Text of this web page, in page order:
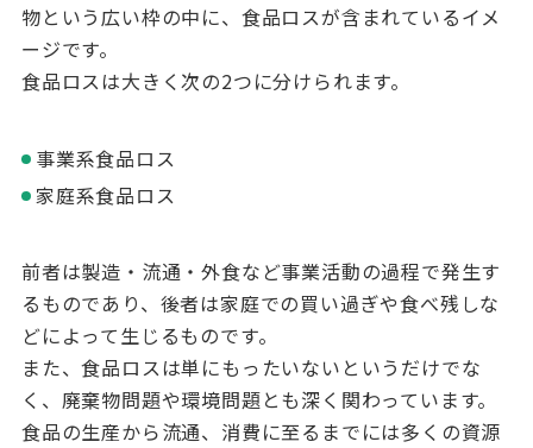
物という広い枠の中に、食品ロスが含まれているイメ
ージです。
食品ロスは大きく次の2つに分けられます。
事業系食品ロス
家庭系食品ロス
前者は製造・流通・外食など事業活動の過程で発生す
るものであり、後者は家庭での買い過ぎや食べ残しな
どによって生じるものです。
また、食品ロスは単にもったいないというだけでな
く、廃棄物問題や環境問題とも深く関わっています。
食品の生産から流通、消費に至るまでには多くの資源